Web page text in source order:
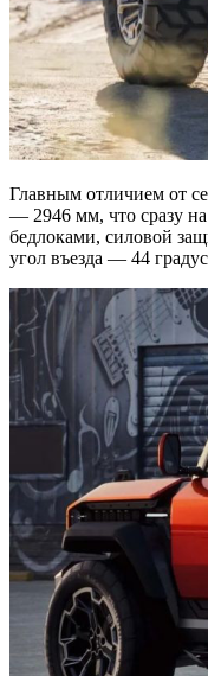
Главным отличием от
— 2946 мм, что сразу
бедлоками, силовой
угол въезда — 44